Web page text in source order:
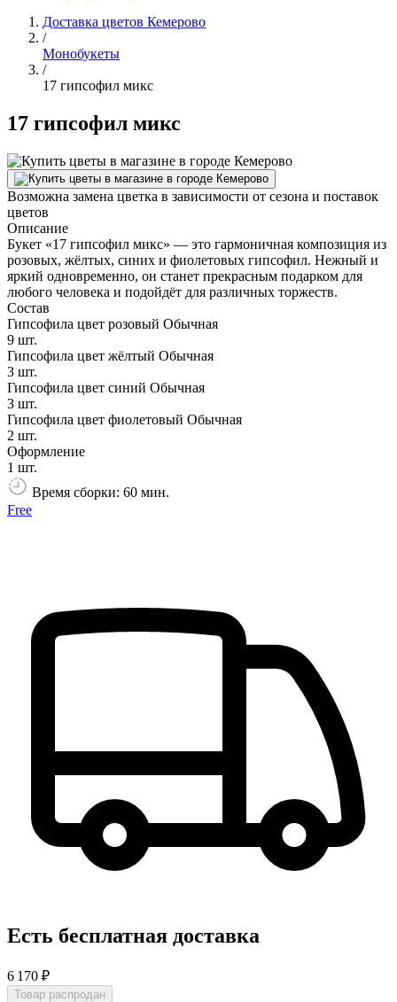
Доставка цветов Кемерово
/
Монобукеты
/
17 гипсофил микс
17 гипсофил микс
Возможна замена цветка в зависимости от сезона и поставок
цветов
Описание
Букет «17 гипсофил микс» — это гармоничная композиция из
розовых, жёлтых, синих и фиолетовых гипсофил. Нежный и
яркий одновременно, он станет прекрасным подарком для
любого человека и подойдёт для различных торжеств.
Состав
Гипсофила цвет розовый Обычная
9 шт.
Гипсофила цвет жёлтый Обычная
3 шт.
Гипсофила цвет синий Обычная
3 шт.
Гипсофила цвет фиолетовый Обычная
2 шт.
Оформление
1 шт.
Время сборки: 60 мин.
Free
Есть бесплатная доставка
6 170 ₽
Товар распродан